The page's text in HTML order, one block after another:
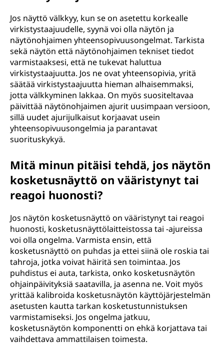
Jos näyttö välkkyy, kun se on asetettu korkealle
virkistystaajuudelle, syynä voi olla näytön ja
näytönohjaimen yhteensopivuusongelmat. Tarkista
sekä näytön että näytönohjaimen tekniset tiedot
varmistaaksesi, että ne tukevat haluttua
virkistystaajuutta. Jos ne ovat yhteensopivia, yritä
säätää virkistystaajuutta hieman alhaisemmaksi,
jotta välkkyminen lakkaa. On myös suositeltavaa
päivittää näytönohjaimen ajurit uusimpaan versioon,
sillä uudet ajurijulkaisut korjaavat usein
yhteensopivuusongelmia ja parantavat
suorituskykyä.
Mitä minun pitäisi tehdä, jos näytön
kosketusnäyttö on vääristynyt tai
reagoi huonosti?
Jos näytön kosketusnäyttö on vääristynyt tai reagoi
huonosti, kosketusnäyttölaitteistossa tai -ajureissa
voi olla ongelma. Varmista ensin, että
kosketusnäyttö on puhdas ja ettei siinä ole roskia tai
tahroja, jotka voivat häiritä sen toimintaa. Jos
puhdistus ei auta, tarkista, onko kosketusnäytön
ohjainpäivityksiä saatavilla, ja asenna ne. Voit myös
yrittää kalibroida kosketusnäytön käyttöjärjestelmän
asetusten kautta tarkan kosketustunnistuksen
varmistamiseksi. Jos ongelma jatkuu,
kosketusnäytön komponentti on ehkä korjattava tai
vaihdettava ammattilaisen toimesta.